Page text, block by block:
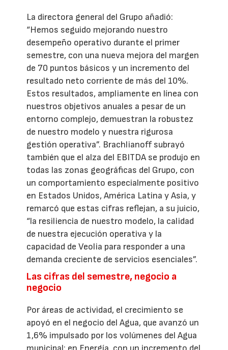
La directora general del Grupo añadió:
“Hemos seguido mejorando nuestro
desempeño operativo durante el primer
semestre, con una nueva mejora del margen
de 70 puntos básicos y un incremento del
resultado neto corriente de más del 10%.
Estos resultados, ampliamente en línea con
nuestros objetivos anuales a pesar de un
entorno complejo, demuestran la robustez
de nuestro modelo y nuestra rigurosa
gestión operativa”. Brachlianoff subrayó
también que el alza del EBITDA se produjo en
todas las zonas geográficas del Grupo, con
un comportamiento especialmente positivo
en Estados Unidos, América Latina y Asia, y
remarcó que estas cifras reflejan, a su juicio,
“la resiliencia de nuestro modelo, la calidad
de nuestra ejecución operativa y la
capacidad de Veolia para responder a una
demanda creciente de servicios esenciales”.
Las cifras del semestre, negocio a
negocio
Por áreas de actividad, el crecimiento se
apoyó en el negocio del Agua, que avanzó un
1,6% impulsado por los volúmenes del Agua